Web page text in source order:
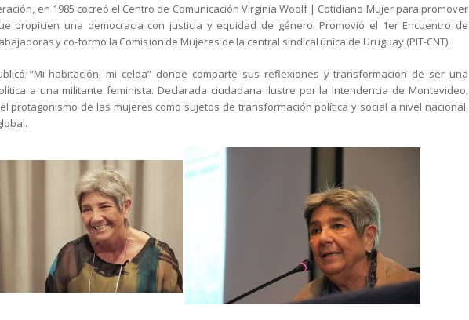
en 1985 cocreó el Centro de Comunicación Virginia Woolf | Cotidiano Mujer para promover
propicien una democracia con justicia y equidad de género. Promovió el 1er Encuentro de
y co-formó la Comisión de Mujeres de la central sindical única de Uruguay (PIT-CNT).
“Mi habitación, mi celda” donde comparte sus reflexiones y transformación de ser una
a una militante feminista. Declarada ciudadana ilustre por la Intendencia de Montevideo,
protagonismo de las mujeres como sujetos de transformación política y social a nivel nacional,